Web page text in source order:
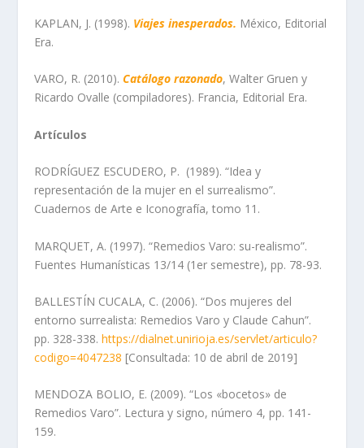
KAPLAN, J. (1998). Viajes inesperados. México, Editorial
Era.
VARO, R. (2010).Catálogo razonado, Walter Gruen y
Ricardo Ovalle (compiladores). Francia, Editorial Era.
Artículos
RODRÍGUEZ ESCUDERO, P. (1989). “Idea y
representación de la mujer en el surrealismo”.
Cuadernos de Arte e Iconografía, tomo 11.
MARQUET, A. (1997). “Remedios Varo: su-realismo”.
Fuentes Humanísticas 13/14 (1er semestre), pp. 78-93.
BALLESTÍN CUCALA, C. (2006). “Dos mujeres del
entorno surrealista: Remedios Varo y Claude Cahun”.
pp. 328-338.https://dialnet.unirioja.es/servlet/articulo?
codigo=4047238 [Consultada: 10 de abril de 2019]
MENDOZA BOLIO, E. (2009). “Los «bocetos» de
Remedios Varo”. Lectura y signo, número 4, pp. 141-
159.